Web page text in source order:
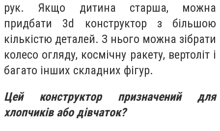
рук. Якщо дитина старша, можна
придбати 3d конструктор з більшою
кількістю деталей. З нього можна зібрати
колесо огляду, космічну ракету, вертоліт і
багато інших складних фігур.
Цей конструктор призначений для
хлопчиків або дівчаток?